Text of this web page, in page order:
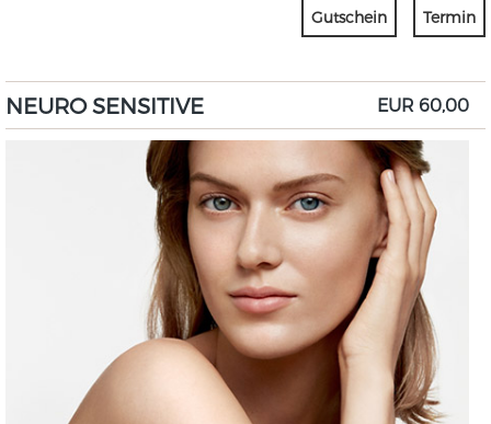
Gutschein Termin
NEURO SENSITIVE EUR 60,00